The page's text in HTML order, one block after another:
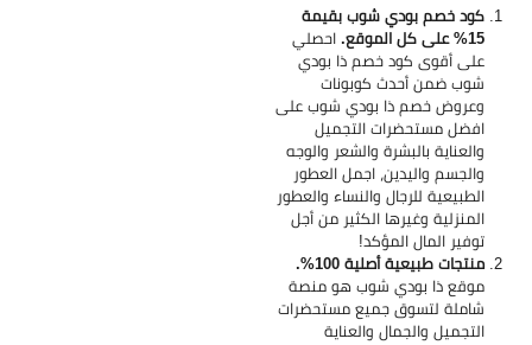
كود خصم بودي شوب بقيمة
15% على كل الموقع. احصلي
على أقوى كود خصم ذا بودي
شوب ضمن أحدث كوبونات
وعروض خصم ذا بودي شوب على
افضل مستحضرات التجميل
والعناية بالبشرة والشعر والوجه
والجسم واليدين، اجمل العطور
الطبيعية للرجال والنساء والعطور
المنزلية وغيرها الكثير من أجل
توفير المال المؤكد!
منتجات طبيعية أصلية 100%.
موقع ذا بودي شوب هو منصة
شاملة لتسوق جميع مستحضرات
التجميل والجمال والعناية